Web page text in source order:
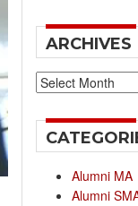
ARCHIVES
Archives
Alumni MA
Alumni